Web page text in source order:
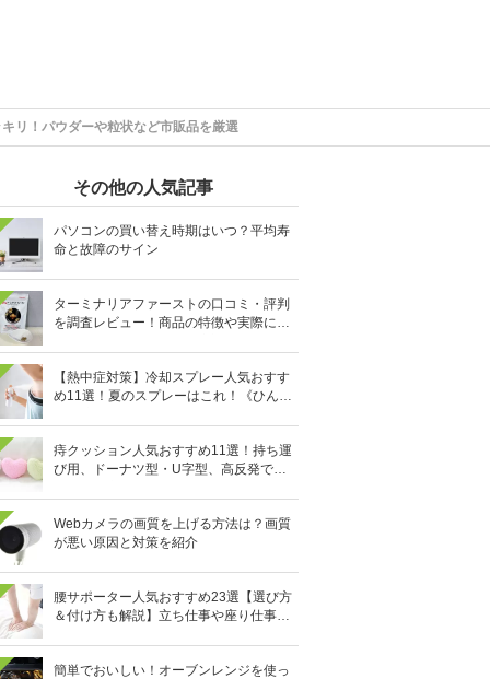
リ！パウダーや粒状など市販品を厳選
その他の人気記事
パソコンの買い替え時期はいつ？平均寿
命と故障のサイン
ターミナリアファーストの口コミ・評判
を調査レビュー！商品の特徴や実際に飲
【熱中症対策】冷却スプレー人気おすす
め11選！夏のスプレーはこれ！《ひんや
痔クッション人気おすすめ11選！持ち運
び用、ドーナツ型・U字型、高反発で硬
Webカメラの画質を上げる方法は？画質
が悪い原因と対策を紹介
腰サポーター人気おすすめ23選【選び方
＆付け方も解説】立ち仕事や座り仕事、
簡単でおいしい！オーブンレンジを使っ